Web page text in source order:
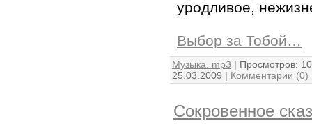
уродливое,
Выбор за Тобой…
Музыка. mp3 | Просмотров:
25.03.2009 | Комментарии (0)
Сокровенное